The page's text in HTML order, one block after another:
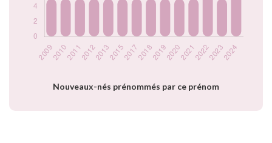
Nouveaux-nés prénommés par ce prénom
Popularité du
prénom Eliav par
10